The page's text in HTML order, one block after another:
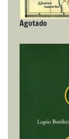
Agotado